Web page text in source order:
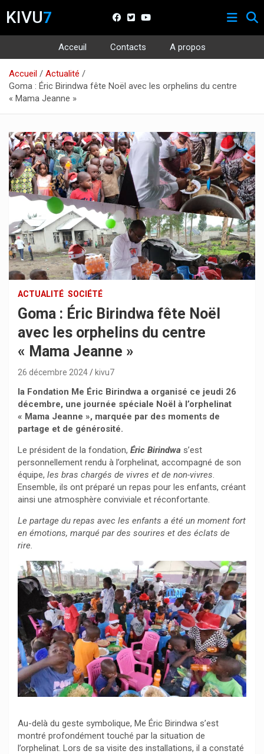
KIVU7
Acceuil Contacts
A propos
contenu
Accueil
Actualité
Goma : Éric Birindwa fête Noël avec les orphelins du centre
« Mama Jeanne »
ACTUALITÉ SOCIÉTÉ
Goma : Éric Birindwa fête Noël
avec les orphelins du centre
« Mama Jeanne »
26 décembre 2024 kivu7
la Fondation Me Éric Birindwa a organisé ce jeudi 26
décembre, une journée spéciale Noël à l’orphelinat
« Mama Jeanne », marquée par des moments de
partage et de générosité.
Le président de la fondation, Éric Birindwa s’est
personnellement rendu à l’orphelinat, accompagné de son
équipe, les bras chargés de vivres et de non-vivres.
Ensemble, ils ont préparé un repas pour les enfants, créant
ainsi une atmosphère conviviale et réconfortante.
Le partage du repas avec les enfants a été un moment fort
en émotions, marqué par des sourires et des éclats de
rire.
Au-delà du geste symbolique, Me Éric Birindwa s’est
montré profondément touché par la situation de
l’orphelinat. Lors de sa visite des installations, il a constaté